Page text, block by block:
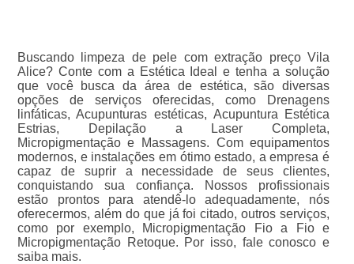
Buscando limpeza de pele com extração preço Vila
Alice? Conte com a Estética Ideal e tenha a solução
que você busca da área de estética, são diversas
opções de serviços oferecidas, como Drenagens
linfáticas, Acupunturas estéticas, Acupuntura Estética
Estrias, Depilação a Laser Completa,
Micropigmentação e Massagens. Com equipamentos
modernos, e instalações em ótimo estado, a empresa é
capaz de suprir a necessidade de seus clientes,
conquistando sua confiança. Nossos profissionais
estão prontos para atendê-lo adequadamente, nós
oferecermos, além do que já foi citado, outros serviços,
como por exemplo, Micropigmentação Fio a Fio e
Micropigmentação Retoque. Por isso, fale conosco e
saiba mais.